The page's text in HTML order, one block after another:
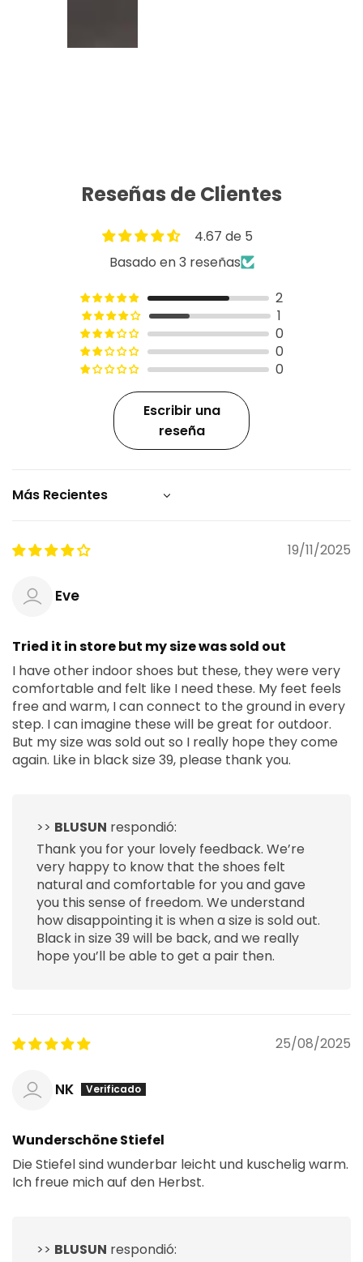
Reseñas de Clientes
4.67 de 5
Basado en 3 reseñas
2
1
0
0
0
Escribir una
reseña
Sort by
19/11/2025
Eve
Tried it in store but my size was sold out
I have other indoor shoes but these, they were very
comfortable and felt like I need these. My feet feels
free and warm, I can connect to the ground in every
step. I can imagine these will be great for outdoor.
But my size was sold out so I really hope they come
again. Like in black size 39, please thank you.
>> BLUSUN respondió:
Thank you for your lovely feedback. We’re
very happy to know that the shoes felt
natural and comfortable for you and gave
you this sense of freedom. We understand
how disappointing it is when a size is sold out.
Black in size 39 will be back, and we really
hope you’ll be able to get a pair then.
25/08/2025
NK
Wunderschöne Stiefel
Die Stiefel sind wunderbar leicht und kuschelig warm.
Ich freue mich auf den Herbst.
>> BLUSUN respondió: